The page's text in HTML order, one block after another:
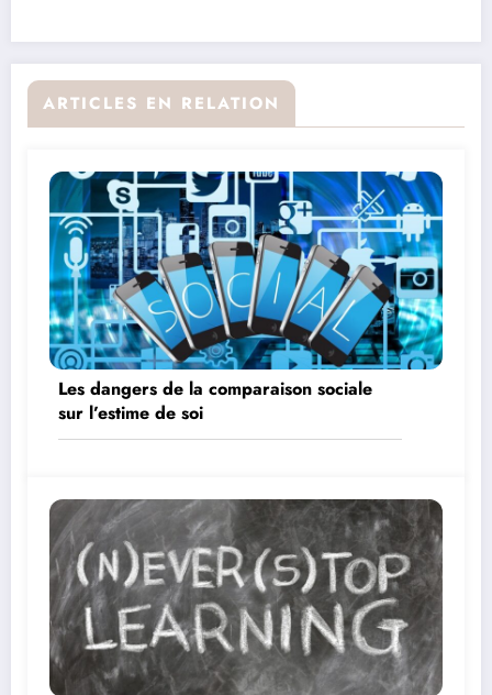
ARTICLES EN RELATION
Les dangers de la comparaison sociale
sur l’estime de soi